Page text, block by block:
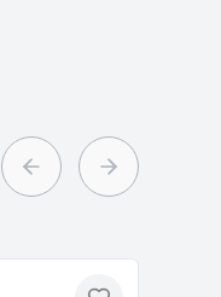
Previous slideNext slide